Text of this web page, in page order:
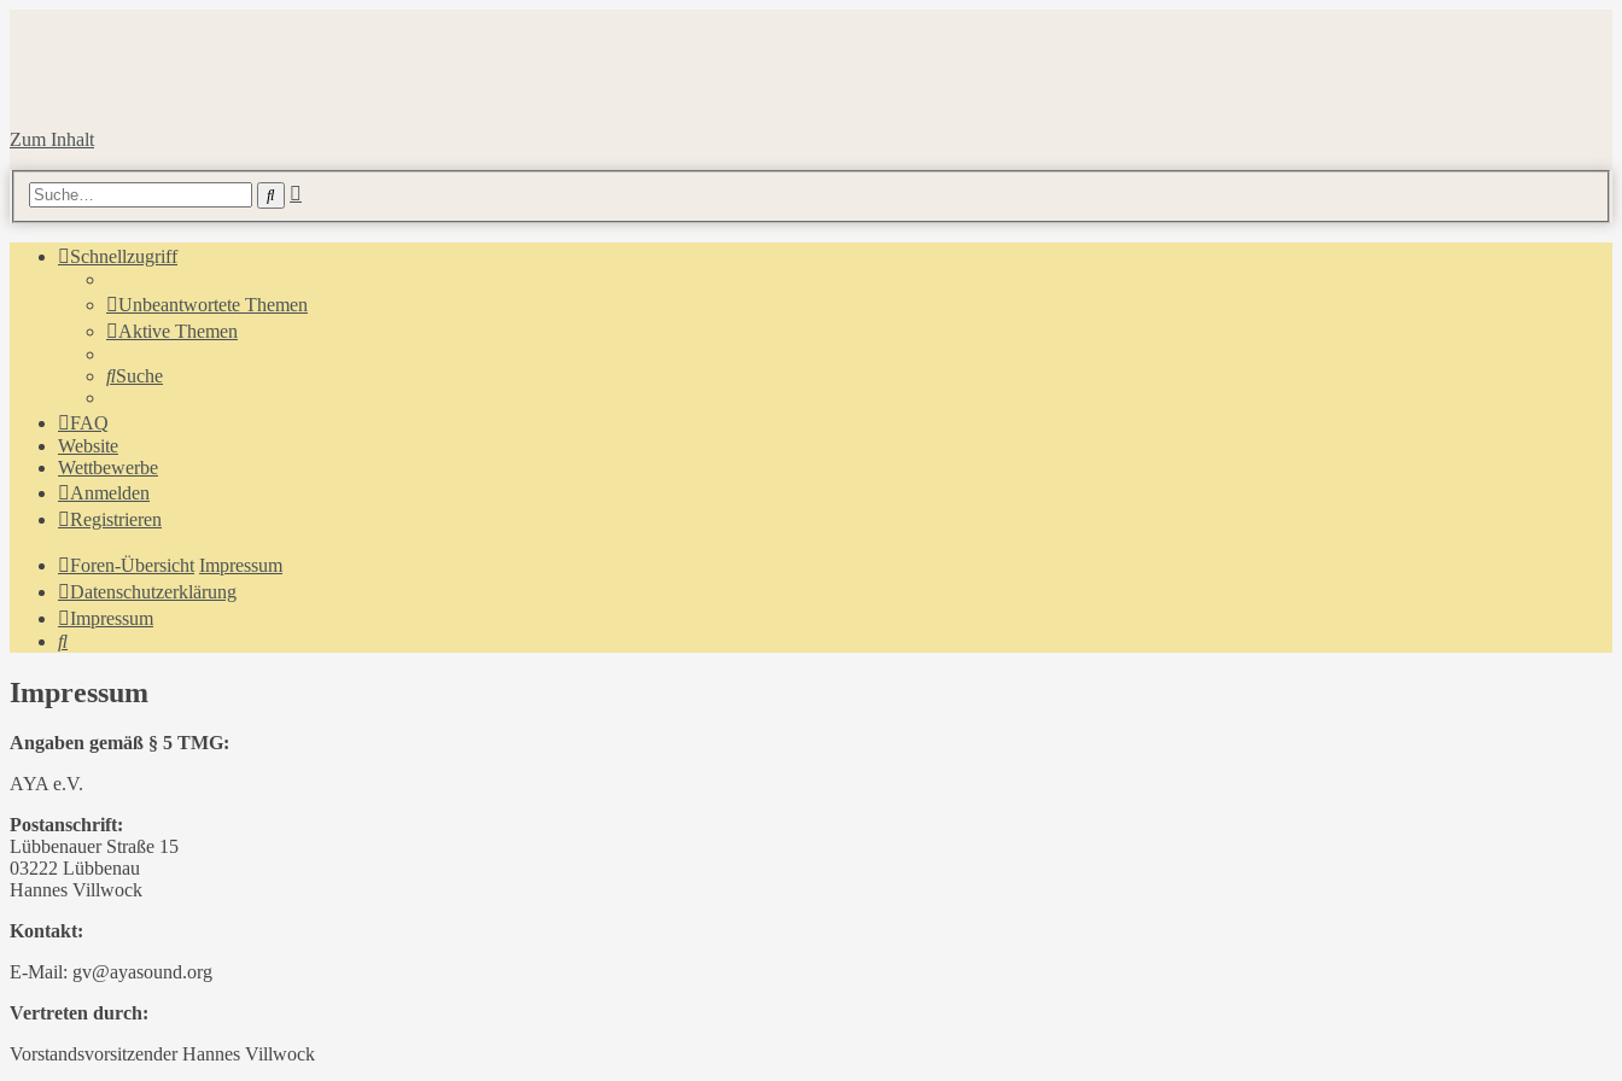
Zum Inhalt
Suche
Schnellzugriff
Unbeantwortete Themen
Aktive Themen
Suche
FAQ
Website
Wettbewerbe
Anmelden
Registrieren
Foren-Übersicht Impressum
Datenschutzerklärung
Impressum
Suche
Impressum
Angaben gemäß § 5 TMG:
AYA e.V.
Postanschrift:
Lübbenauer Straße 15
03222 Lübbenau
Hannes Villwock
Kontakt:
E-Mail: gv@ayasound.org
Vertreten durch:
Vorstandsvorsitzender Hannes Villwock